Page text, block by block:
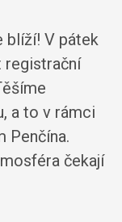
blíží! V pátek
registrační
a to v rámci
Penčína.
čekají